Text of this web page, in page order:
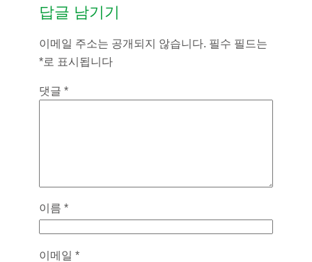
답글 남기기
이메일 주소는 공개되지 않습니다. 필수 필드는
*로 표시됩니다
댓글 *
이름 *
이메일 *